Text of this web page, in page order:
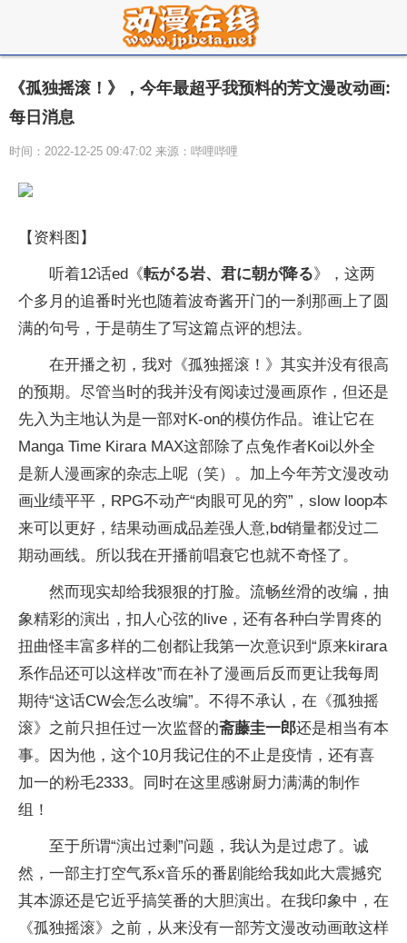
《孤独摇滚！》，今年最超乎我预料的芳文漫改动画:
每日消息
时间：2022-12-25 09:47:02 来源：哔哩哔哩
【资料图】
听着12话ed《転がる岩、君に朝が降る》，这两
个多月的追番时光也随着波奇酱开门的一刹那画上了圆
满的句号，于是萌生了写这篇点评的想法。
在开播之初，我对《孤独摇滚！》其实并没有很高
的预期。尽管当时的我并没有阅读过漫画原作，但还是
先入为主地认为是一部对K-on的模仿作品。谁让它在
Manga Time Kirara MAX这部除了点兔作者Koi以外全
是新人漫画家的杂志上呢（笑）。加上今年芳文漫改动
画业绩平平，RPG不动产“肉眼可见的穷”，slow loop本
来可以更好，结果动画成品差强人意,bd销量都没过二
期动画线。所以我在开播前唱衰它也就不奇怪了。
然而现实却给我狠狠的打脸。流畅丝滑的改编，抽
象精彩的演出，扣人心弦的live，还有各种白学胃疼的
扭曲怪丰富多样的二创都让我第一次意识到“原来kirara
系作品还可以这样改”而在补了漫画后反而更让我每周
期待“这话CW会怎么改编”。不得不承认，在《孤独摇
滚》之前只担任过一次监督的斋藤圭一郎还是相当有本
事。因为他，这个10月我记住的不止是疫情，还有喜
加一的粉毛2333。同时在这里感谢厨力满满的制作
组！
至于所谓“演出过剩”问题，我认为是过虑了。诚
然，一部主打空气系x音乐的番剧能给我如此大震撼究
其本源还是它近乎搞笑番的大胆演出。在我印象中，在
《孤独摇滚》之前，从来没有一部芳文漫改动画敢这样